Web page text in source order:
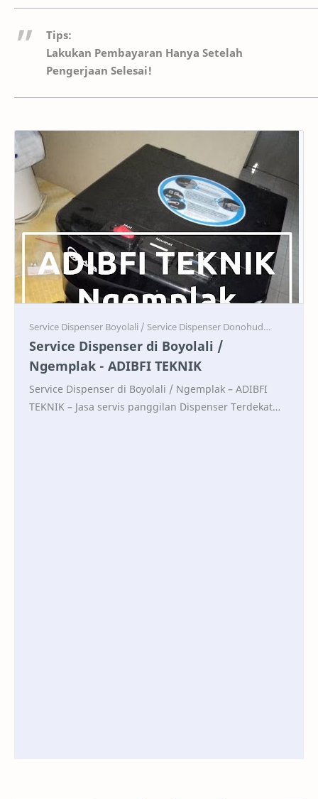
Tips:
Lakukan Pembayaran Hanya Setelah
Pengerjaan Selesai!
Service Service
Service Dispenser di Boyolali /
Ngemplak - ADIBFI TEKNIK
Service Dispenser di Boyolali / Ngemplak – ADIBFI
TEKNIK – Jasa servis panggilan Dispenser Terdekat